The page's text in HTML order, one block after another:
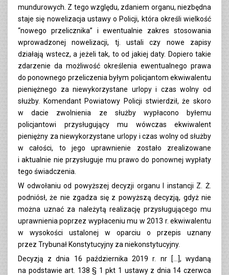
mundurowych. Z tego względu, zdaniem organu, niezbędna
staje się nowelizacja ustawy o Policji, która określi wielkość
“nowego przelicznika” i ewentualnie zakres stosowania
wprowadzonej nowelizacji, tj. ustali czy nowe zapisy
działają wstecz, a jeżeli tak, to od jakiej daty. Dopiero takie
zdarzenie da możliwość określenia ewentualnego prawa
do ponownego przeliczenia byłym policjantom ekwiwalentu
pieniężnego za niewykorzystane urlopy i czas wolny od
służby. Komendant Powiatowy Policji stwierdził, że skoro
w dacie zwolnienia ze służby wypłacono byłemu
policjantowi przysługujący mu wówczas ekwiwalent
pieniężny za niewykorzystane urlopy i czas wolny od służby
w całości, to jego uprawnienie zostało zrealizowane
i aktualnie nie przysługuje mu prawo do ponownej wypłaty
tego świadczenia.
W odwołaniu od powyższej decyzji organu I instancji Z. Ż.
podniósł, że nie zgadza się z powyższą decyzją, gdyż nie
można uznać za należytą realizację przysługującego mu
uprawnienia poprzez wypłaceniu mu w 2013 r. ekwiwalentu
w wysokości ustalonej w oparciu o przepis uznany
przez Trybunał Konstytucyjny za niekonstytucyjny.
Decyzją z dnia 16 października 2019 r. nr […], wydaną
na podstawie art. 138 § 1 pkt 1 ustawy z dnia 14 czerwca